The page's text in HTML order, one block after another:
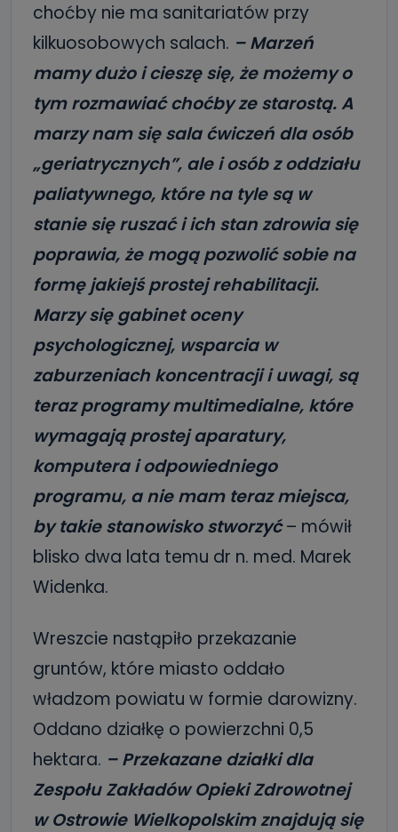
choćby nie ma sanitariatów przy
kilkuosobowych salach. – Marzeń
mamy dużo i cieszę się, że możemy o
tym rozmawiać choćby ze starostą. A
marzy nam się sala ćwiczeń dla osób
„geriatrycznych”, ale i osób z oddziału
paliatywnego, które na tyle są w
stanie się ruszać i ich stan zdrowia się
poprawia, że mogą pozwolić sobie na
formę jakiejś prostej rehabilitacji.
Marzy się gabinet oceny
psychologicznej, wsparcia w
zaburzeniach koncentracji i uwagi, są
teraz programy multimedialne, które
wymagają prostej aparatury,
komputera i odpowiedniego
programu, a nie mam teraz miejsca,
by takie stanowisko stworzyć– mówił
blisko dwa lata temu dr n. med. Marek
Widenka.
Wreszcie nastąpiło przekazanie
gruntów, które miasto oddało
władzom powiatu w formie darowizny.
Oddano działkę o powierzchni 0,5
hektara. – Przekazane działki dla
Zespołu Zakładów Opieki Zdrowotnej
w Ostrowie Wielkopolskim znajdują się